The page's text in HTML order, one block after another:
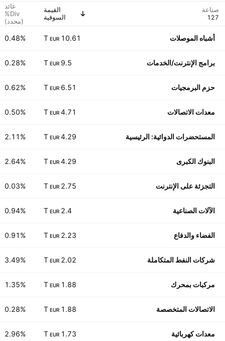
صناعة
القيمة
السوقية
عائد
Div%
(محدد)
أشباه الموصلات 10.61 T
EUR
0.48%
برامج الإنترنت/الخدمات 9.5 T
EUR
0.28%
حزم البرمجيات 6.51 T
EUR
0.62%
معدات الاتصالات 4.71 T
EUR
0.50%
المستحضرات الدوائية: الرئيسية 4.29 T
EUR
2.11%
البنوك الكبرى 4.29 T
EUR
2.64%
التجزئة على الإنترنت 2.75 T
EUR
0.03%
الآلات الصناعية 2.4 T
EUR
0.94%
الفضاء والدفاع 2.23 T
EUR
0.91%
شركات النفط المتكاملة 2.02 T
EUR
3.49%
مركبات بمحرك 1.88 T
EUR
1.35%
الاتصالات المتخصصة 1.88 T
EUR
0.28%
معدات كهربائية 1.73 T
EUR
2.96%